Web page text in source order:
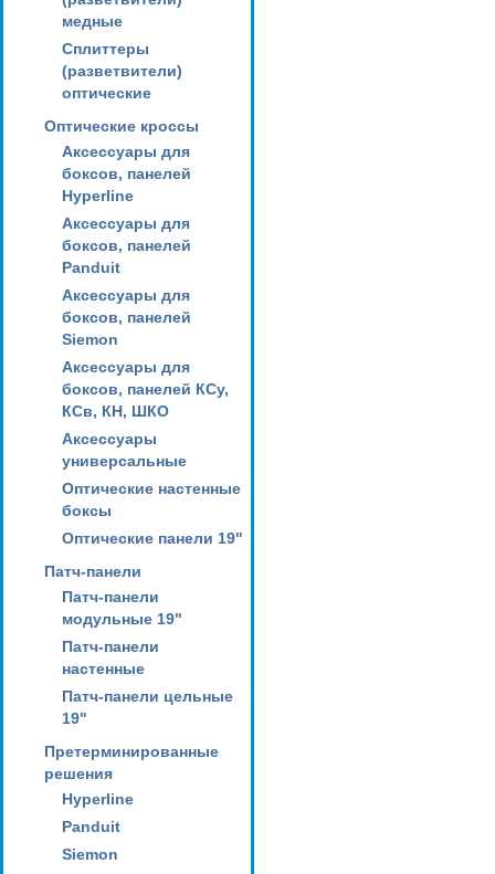
медные
Сплиттеры
(разветвители)
оптические
Оптические кроссы
Аксессуары для
боксов, панелей
Hyperline
Аксессуары для
боксов, панелей
Panduit
Аксессуары для
боксов, панелей
Siemon
Аксессуары для
боксов, панелей КСу,
КСв, КН, ШКО
Аксессуары
универсальные
Оптические настенные
боксы
Оптические панели 19"
Патч-панели
Патч-панели
модульные 19"
Патч-панели
настенные
Патч-панели цельные
19"
Претерминированные
решения
Hyperline
Panduit
Siemon